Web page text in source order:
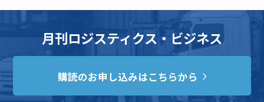
月刊ロジスティクス・ビジネス
購読のお申し込みはこちらから